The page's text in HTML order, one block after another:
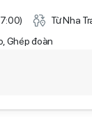
Từ Nha
Ghép đoàn